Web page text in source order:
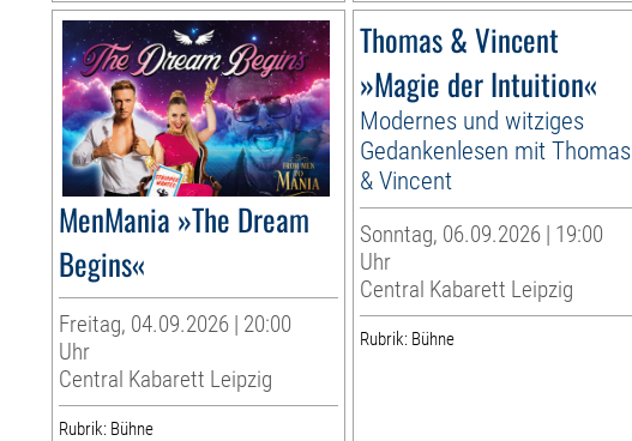
MenMania »The Dream
Begins«
Freitag, 04.09.2026 | 20:00
Uhr
Central Kabarett Leipzig
Rubrik: Bühne
Thomas & Vincent
»Magie der Intuition«
Modernes und witziges
Gedankenlesen mit Thomas
& Vincent
Sonntag, 06.09.2026 | 19:00
Uhr
Central Kabarett Leipzig
Rubrik: Bühne